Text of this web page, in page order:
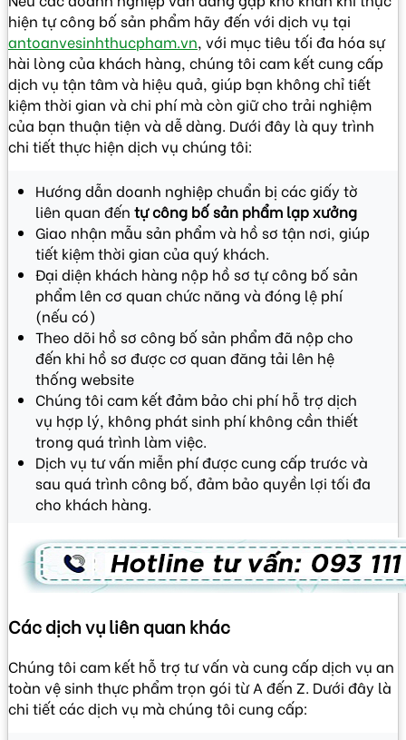
hiện tự công bố sản phẩm hãy đến với dịch vụ tại
antoanvesinhthucpham.vn, với mục tiêu tối đa hóa sự
hài lòng của khách hàng, chúng tôi cam kết cung cấp
dịch vụ tận tâm và hiệu quả, giúp bạn không chỉ tiết
kiệm thời gian và chi phí mà còn giữ cho trải nghiệm
của bạn thuận tiện và dễ dàng. Dưới đây là quy trình
chi tiết thực hiện dịch vụ chúng tôi:
Hướng dẫn doanh nghiệp chuẩn bị các giấy tờ
liên quan đến tự công bố sản phẩm lạp xưởng
Giao nhận mẫu sản phẩm và hồ sơ tận nơi, giúp
tiết kiệm thời gian của quý khách.
Đại diện khách hàng nộp hồ sơ tự công bố sản
phẩm lên cơ quan chức năng và đóng lệ phí
(nếu có)
Theo dõi hồ sơ công bố sản phẩm đã nộp cho
đến khi hồ sơ được cơ quan đăng tải lên hệ
thống website
Chúng tôi cam kết đảm bảo chi phí hỗ trợ dịch
vụ hợp lý, không phát sinh phí không cần thiết
trong quá trình làm việc.
Dịch vụ tư vấn miễn phí được cung cấp trước và
sau quá trình công bố, đảm bảo quyền lợi tối đa
cho khách hàng.
Các dịch vụ liên quan khác
Chúng tôi cam kết hỗ trợ tư vấn và cung cấp dịch vụ an
toàn vệ sinh thực phẩm trọn gói từ A đến Z. Dưới đây là
chi tiết các dịch vụ mà chúng tôi cung cấp: